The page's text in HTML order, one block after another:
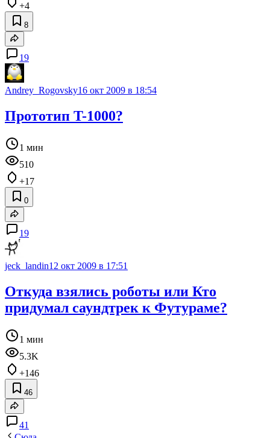
+4
8
19
Andrey_Rogovsky16 окт 2009 в 18:54
Прототип T-1000?
1 мин
510
+17
0
19
jeck_landin12 окт 2009 в 17:51
Откуда взялись роботы или Кто
придумал саундтрек к Футураме?
1 мин
5.3K
+146
46
41